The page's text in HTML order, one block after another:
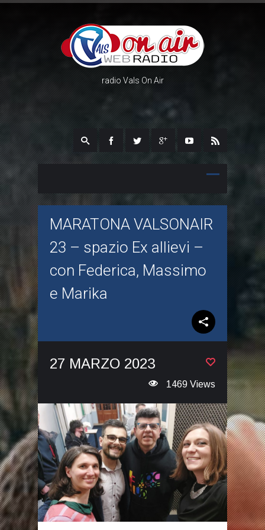
radio Vals On Air
MARATONA VALSONAIR
23 – spazio Ex allievi –
con Federica, Massimo
e Marika
27 MARZO 2023
1469 Views